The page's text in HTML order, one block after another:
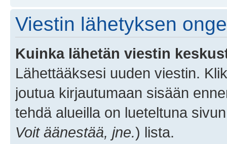
Viestin lähetyksen
Kuinka lähetän viestin
Lähettääksesi uuden viestin.
joutua kirjautumaan sisään
tehdä alueilla on lueteltuna
Voit äänestää, jne.) lista.